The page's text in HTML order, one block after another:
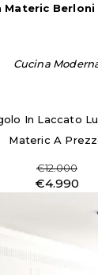
Materic Berloni
Cucina
In Laccato
Materic A
€12.000
€4.990